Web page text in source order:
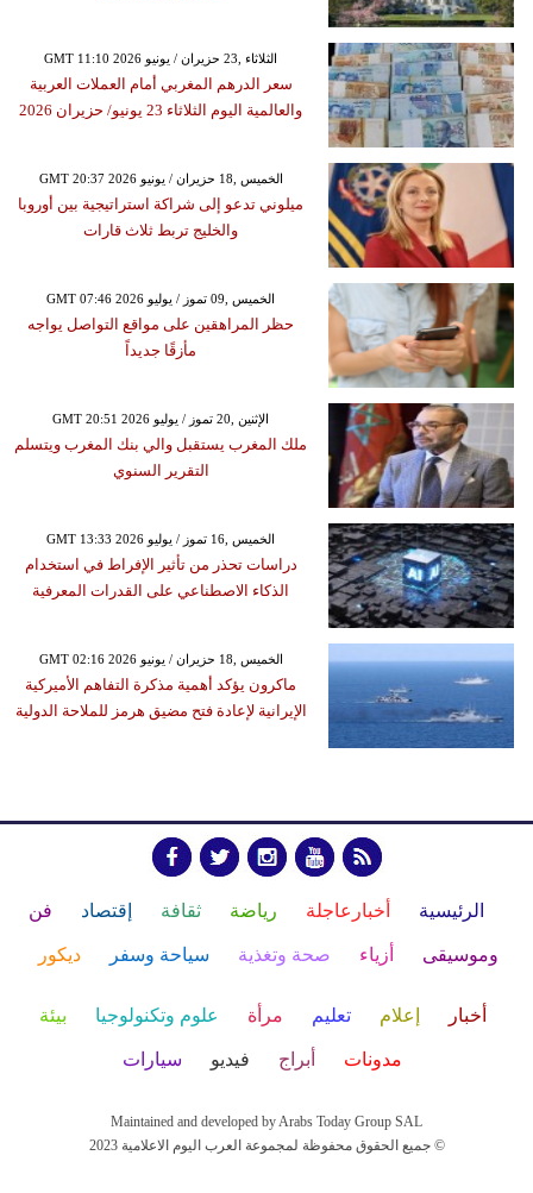
GMT 11:10 2026 الثلاثاء ,23 حزيران / يونيو
سعر الدرهم المغربي أمام العملات العربية
والعالمية اليوم الثلاثاء 23 يونيو/ حزيران 2026
GMT 20:37 2026 الخميس ,18 حزيران / يونيو
ميلوني تدعو إلى شراكة استراتيجية بين أوروبا
والخليج تربط ثلاث قارات
GMT 07:46 2026 الخميس ,09 تموز / يوليو
حظر المراهقين على مواقع التواصل يواجه
مأزقًا جديداً
GMT 20:51 2026 الإثنين ,20 تموز / يوليو
ملك المغرب يستقبل والي بنك المغرب ويتسلم
التقرير السنوي
GMT 13:33 2026 الخميس ,16 تموز / يوليو
دراسات تحذر من تأثير الإفراط في استخدام
الذكاء الاصطناعي على القدرات المعرفية
GMT 02:16 2026 الخميس ,18 حزيران / يونيو
ماكرون يؤكد أهمية مذكرة التفاهم الأميركية
الإيرانية لإعادة فتح مضيق هرمز للملاحة الدولية
الرئيسية أخبارعاجلة رياضة ثقافة إقتصاد فن
وموسيقى أزياء صحة وتغذية سياحة وسفر ديكور
أخبار إعلام تعليم مرأة علوم وتكنولوجيا بيئة
مدونات أبراج فيديو سيارات
Maintained and developed by Arabs Today Group SAL
جميع الحقوق محفوظة لمجموعة العرب اليوم الاعلامية 2023 ©